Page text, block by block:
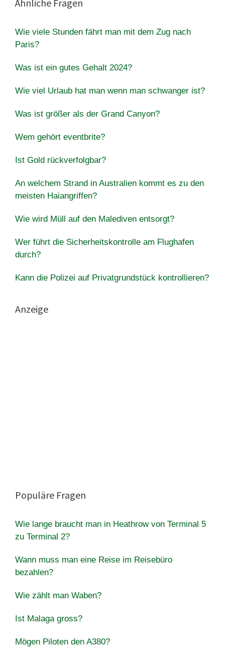
Ähnliche Fragen
Wie viele Stunden fährt man mit dem Zug nach
Paris?
Was ist ein gutes Gehalt 2024?
Wie viel Urlaub hat man wenn man schwanger ist?
Was ist größer als der Grand Canyon?
Wem gehört eventbrite?
Ist Gold rückverfolgbar?
An welchem ​​Strand in Australien kommt es zu den
meisten Haiangriffen?
Wie wird Müll auf den Malediven entsorgt?
Wer führt die Sicherheitskontrolle am Flughafen
durch?
Kann die Polizei auf Privatgrundstück kontrollieren?
Anzeige
Populäre Fragen
Wie lange braucht man in Heathrow von Terminal 5
zu Terminal 2?
Wann muss man eine Reise im Reisebüro
bezahlen?
Wie zählt man Waben?
Ist Malaga gross?
Mögen Piloten den A380?